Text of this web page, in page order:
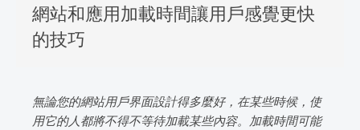
網站和應用加載時間讓用戶感覺更快
的技巧
無論您的網站用戶界面設計得多麼好，在某些時候，使
用它的人都將不得不等待加載某些內容。加載時間可能